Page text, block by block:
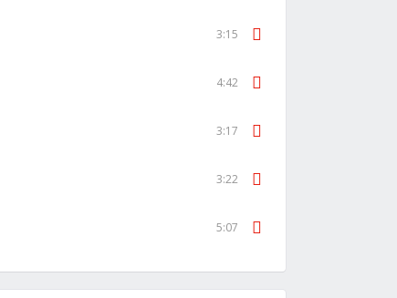
3:15
4:42
3:17
3:22
5:07